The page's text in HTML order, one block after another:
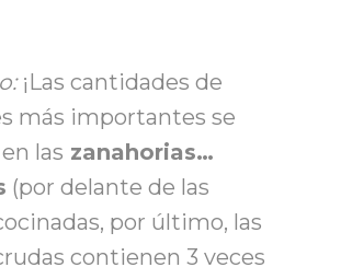
¡Las cantidades de
más importantes se
las zanahorias…
(por delante de las
por último, las
contienen 3 veces